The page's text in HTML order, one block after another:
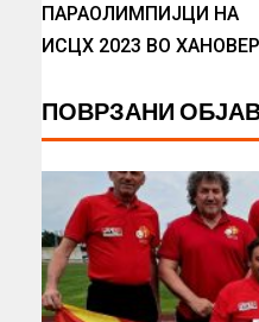
ПАРАОЛИМПИЈЦИ НА
ИСЦХ 2023 ВО ХАНОВЕР
ПОВРЗАНИ